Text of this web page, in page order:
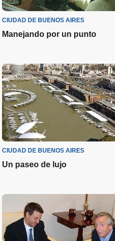
CIUDAD DE BUENOS AIRES
Manejando por un punto
CIUDAD DE BUENOS AIRES
Un paseo de lujo